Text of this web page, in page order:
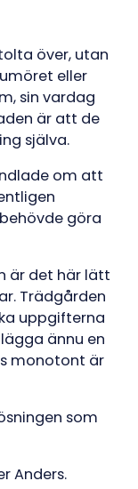
över, utan
eller
sin vardag
är att de
själva.
om att
göra
är det här lätt
Trädgården
uppgifterna
ännu en
monotont är
som
Anders.